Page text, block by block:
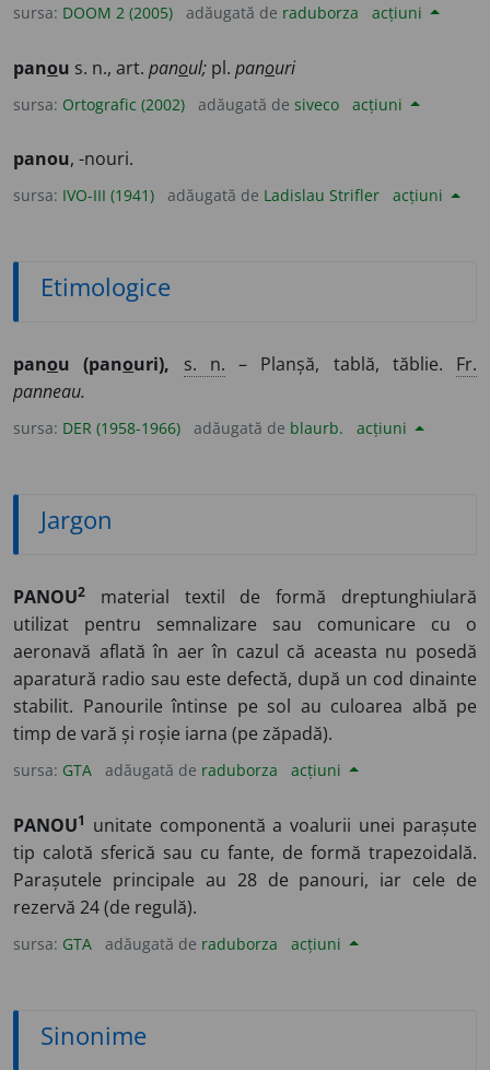
sursa: DOOM 2 (2005) adăugată de raduborza acțiuni
panou s. n., art. panoul; pl. panouri
sursa: Ortografic (2002) adăugată de siveco acțiuni
panou, -nouri.
sursa: IVO-III (1941) adăugată de Ladislau Strifler acțiuni
Etimologice
panou (panouri), s. n. – Planșă, tablă, tăblie. Fr.
panneau.
sursa: DER (1958-1966) adăugată de blaurb. acțiuni
Jargon
PANOU2
material textil de formă dreptunghiulară
utilizat pentru semnalizare sau comunicare cu o
aeronavă aflată în aer în cazul că aceasta nu posedă
aparatură radio sau este defectă, după un cod dinainte
stabilit. Panourile întinse pe sol au culoarea albă pe
timp de vară și roșie iarna (pe zăpadă).
sursa: GTA adăugată de raduborza acțiuni
PANOU1 unitate componentă a voalurii unei parașute
tip calotă sferică sau cu fante, de formă trapezoidală.
Parașutele principale au 28 de panouri, iar cele de
rezervă 24 (de regulă).
sursa: GTA adăugată de raduborza acțiuni
Sinonime